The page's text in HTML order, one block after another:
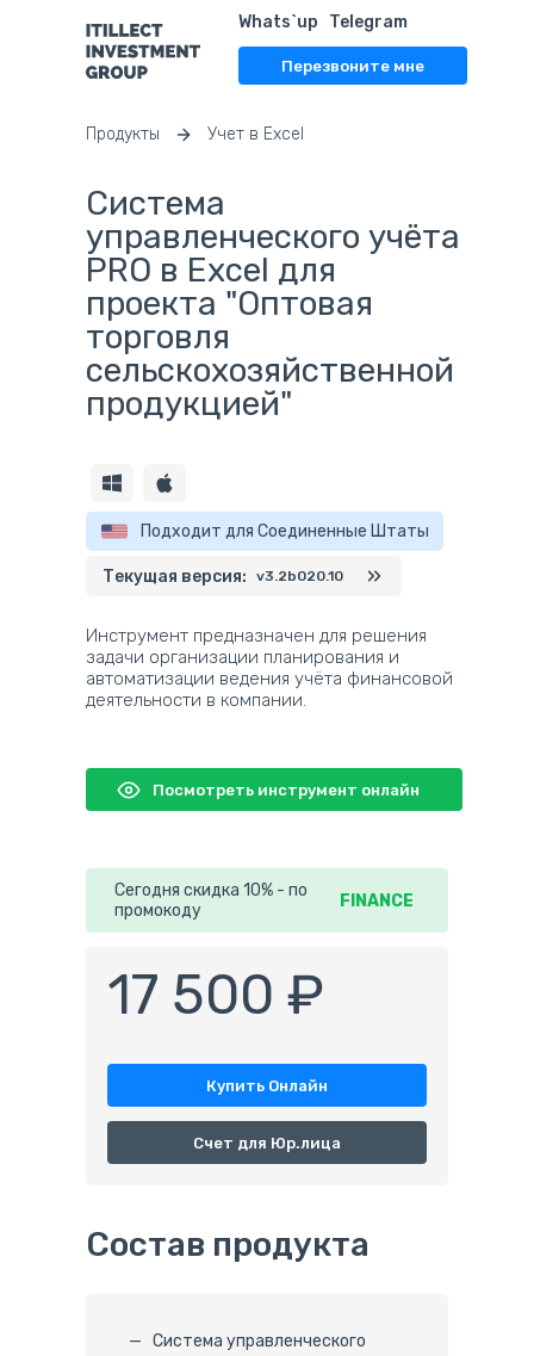
Whats`up Telegram
Перезвоните мне
Продукты Учет в Excel
Система
управленческого учёта
PRO в Excel для
проекта "Оптовая
торговля
сельскохозяйственной
продукцией"
Подходит для Соединенные Штаты
Текущая версия: v3.2b020.10
Инструмент предназначен для решения
задачи организации планирования и
автоматизации ведения учёта финансовой
деятельности в компании.
Посмотреть инструмент онлайн
Сегодня скидка 10% - по
промокоду
FINANCE
17 500 ₽
Купить Онлайн
Счет для Юр.лица
Состав продукта
Система управленческого